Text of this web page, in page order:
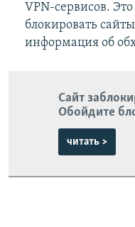
VPN-сервисов.
блокировать
информация об
Сайт
Обойдите
читать >